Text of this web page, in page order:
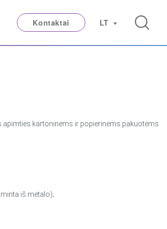
Kontaktai LT
apimties kartoninėms ir popierinėms pakuotėms
iš metalo);